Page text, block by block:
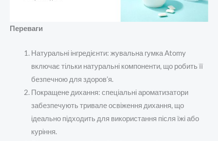
Переваги
Натуральні інгредієнти: жувальна гумка Atomy
включає тільки натуральні компоненти, що робить її
безпечною для здоров’я.
Покращене дихання: спеціальні ароматизатори
забезпечують тривале освіження дихання, що
ідеально підходить для використання після їжі або
куріння.